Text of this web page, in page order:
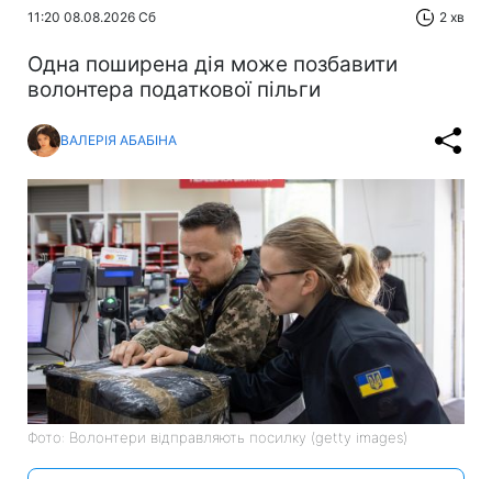
11:20 08.08.2026 Сб 2 хв
Одна поширена дія може позбавити
волонтера податкової пільги
ВАЛЕРІЯ АБАБІНА
Фото: Волонтери відправляють посилку (getty images)